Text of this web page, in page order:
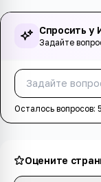
Спросить у
Задайте
Осталось вопросов: 5
Оцените